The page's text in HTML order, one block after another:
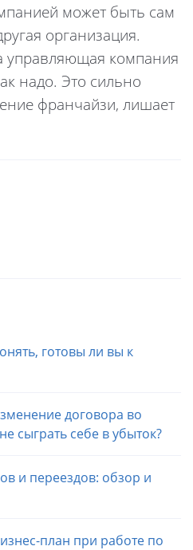
может быть сам
организация.
управляющая компания
надо. Это сильно
франчайзи, лишает
готовы ли вы к
договора во
сыграть себе в убыток?
и переездов: обзор и
план при работе по